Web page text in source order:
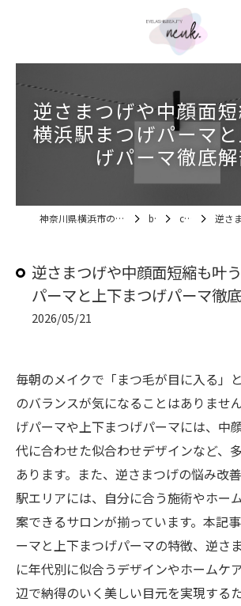
逆さまつげや中顔面
横浜駅まつげパーマ
げパーマ徹底
神奈川県横浜市のマツエクならEYELASH&BEAUTY neuk. blog column 逆さまつげや中
逆さまつげや中顔面短縮も叶
パーマと上下まつげパーマ徹
2026/05/21
毎朝のメイクで「まつ毛が目に入る」
のバランスが気になることはありませ
げパーマや上下まつげパーマには、中
代に合わせた似合わせデザインなど、
あります。また、逆さまつげの悩み改
駅エリアには、自分に合う施術やホー
案できるサロンが揃っています。本記
ーマと上下まつげパーマの特徴、逆さ
に年代別に似合うデザインやホームケ
辺で納得のいく美しい目元を実現する